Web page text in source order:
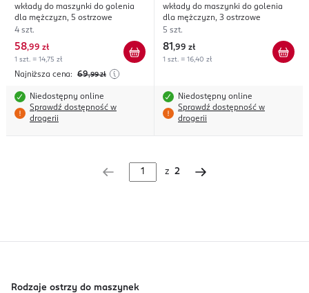
Ultimate
wkłady do maszynki do golenia
dla mężczyzn, 5 ostrzowe
4 szt.
58,99 zł
1 szt. = 14,75 zł
Najniższa cena: 69,99 zł
Niedostępny online
Sprawdź dostępność w
drogerii
wkłady do maszynki do golenia
dla mężczyzn, 3 ostrzowe
5 szt.
81 ,99 zł
1 szt. = 16,40 zł
Niedostępny online
Sprawdź dostępność w
drogerii
z 2
Rodzaje ostrzy do maszynek